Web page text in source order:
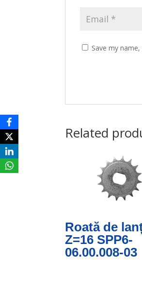
Save my
Related
Roată de
Z=16 SPP6-
06.00.008-03